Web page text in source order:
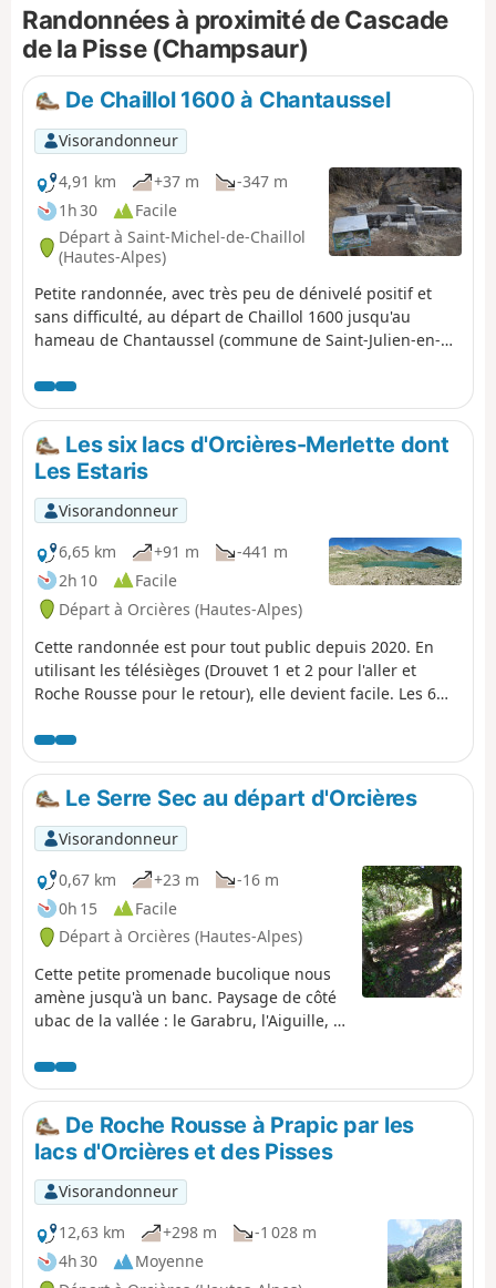
randonneurs en montagne expérimentés et entraînés.
Randonnées à proximité de Cascade
de la Pisse (Champsaur)
De Chaillol 1600 à Chantaussel
Visorandonneur
4,91 km
+37 m
-347 m
1h 30
Facile
Départ à Saint-Michel-de-Chaillol
(Hautes-Alpes)
Petite randonnée, avec très peu de dénivelé positif et
sans difficulté, au départ de Chaillol 1600 jusqu'au
hameau de Chantaussel (commune de Saint-Julien-en-
deux véhicules.
Les six lacs d'Orcières-Merlette dont
Les Estaris
Visorandonneur
6,65 km
+91 m
-441 m
2h 10
Facile
Départ à Orcières (Hautes-Alpes)
Cette randonnée est pour tout public depuis 2020. En
utilisant les télésièges (Drouvet 1 et 2 pour l'aller et
Roche Rousse pour le retour), elle devient facile. Les 6
variante vers le Col de Freissinières est possible. Les
paysages sont somptueux, en particulier au point de
départ au sommet du Drouvet. Les lacs sont tous de
grande beauté avec une grande diversité.
Le Serre Sec au départ d'Orcières
Visorandonneur
0,67 km
+23 m
-16 m
0h 15
Facile
Départ à Orcières (Hautes-Alpes)
Cette petite promenade bucolique nous
amène jusqu'à un banc. Paysage de côté
ubac de la vallée : le Garabru, l'Aiguille, le
contrebas, la base de loisirs d'Orcières
avec les atterrissages des parapentes. À
faire avec vos grand parents, vos petits
enfants, votre chien. Le sentier n'est pas
toujours horizontal, il monte et descend
légèrement.
De Roche Rousse à Prapic par les
lacs d'Orcières et des Pisses
Visorandonneur
12,63 km
+298 m
-1 028 m
4h 30
Moyenne